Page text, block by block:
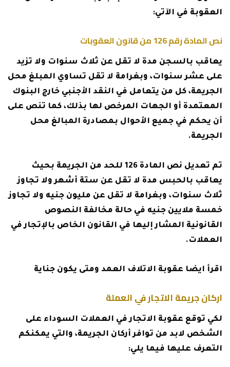
العقوبة في الآتي:
نص المادة رقم 126 من قانون العقوبات
يعاقب بالسجن مدة لا تقل عن ثلاث سنوات ولا تزيد
على عشر سنوات، وبغرامة لا تقل تساوي المبلغ محل
الجريمة، كل من يتعامل في النقد الأجنبي خارج البنوك
المعتمدة أو الجهات المرخص لها بذلك، كما تنص على
أن يحكم في جميع الأحوال بمصادرة المبالغ محل
الجريمة.
تم تعديل نص المادة 126 للحد من الجريمة بحيث
يعاقب بالحبس مدة لا تقل عن ستة أشهر ولا تجاوز
ثلاث سنوات، وبغرامة لا تقل عن مليون جنيه ولا تجاوز
خمسة ملايين جنيه في حالة مخالفة النصوص
القانونية المشار إليها في القانون الخاص بالإتجار في
العملات.
اقرأ ايضا عقوبة الاتلاف العمد ومتى يكون جناية
اركان جريمة الاتجار في العملة
لكي توقع عقوبة الاتجار في العملات السوداء على
الشخص لابد من توافر أركان الجريمة، والتي يمكنكم
التعرف عليها فيما يلي: